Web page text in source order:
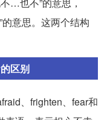
意思。这两个结构
区别
、frighten、fear和